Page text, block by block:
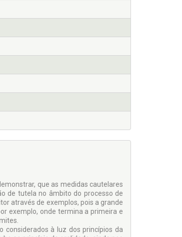
que as medidas cautelares
de tutela no âmbito do processo de
através de exemplos, pois a grande
exemplo, onde termina a primeira e
considerados à luz dos princípios da